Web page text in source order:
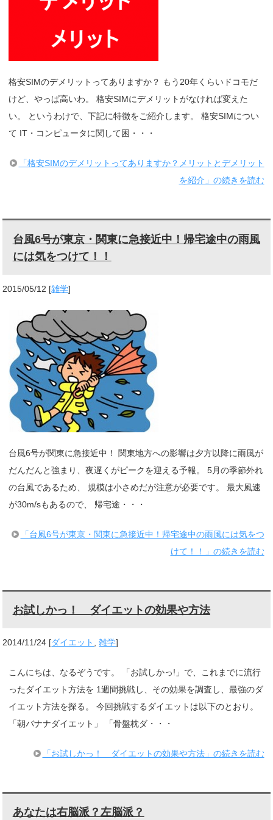
格安SIMのデメリットってありますか？ もう20年くらいドコモだ
けど、やっぱ高いわ。 格安SIMにデメリットがなければ変えた
い。 というわけで、下記に特徴をご紹介します。 格安SIMについ
て IT・コンピュータに関して困・・・
「格安SIMのデメリットってありますか？メリットとデメリット
を紹介」の続きを読む
台風6号が東京・関東に急接近中！帰宅途中の雨風
には気をつけて！！
2015/05/12 [雑学]
台風6号が関東に急接近中！ 関東地方への影響は夕方以降に雨風が
だんだんと強まり、夜遅くがピークを迎える予報。 5月の季節外れ
の台風であるため、 規模は小さめだが注意が必要です。 最大風速
が30m/sもあるので、 帰宅途・・・
「台風6号が東京・関東に急接近中！帰宅途中の雨風には気をつ
けて！！」の続きを読む
お試しかっ！ ダイエットの効果や方法
2014/11/24 [ダイエット ,雑学]
こんにちは、なるぞうです。 「お試しかっ!」で、これまでに流行
ったダイエット方法を 1週間挑戦し、その効果を調査し、最強のダ
イエット方法を探る。 今回挑戦するダイエットは以下のとおり。
「朝バナナダイエット」 「骨盤枕ダ・・・
「お試しかっ！ ダイエットの効果や方法」の続きを読む
あなたは右脳派？左脳派？